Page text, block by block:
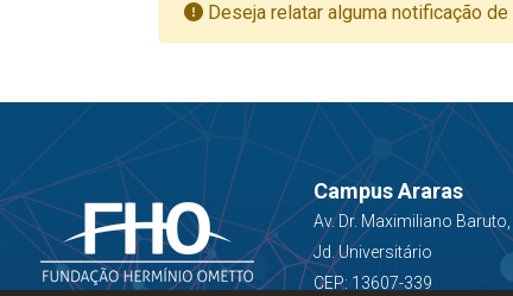
Deseja relatar alguma notificação
Campus Araras
Av. Dr. Maximiliano
Jd. Universitário
CEP: 13607-339